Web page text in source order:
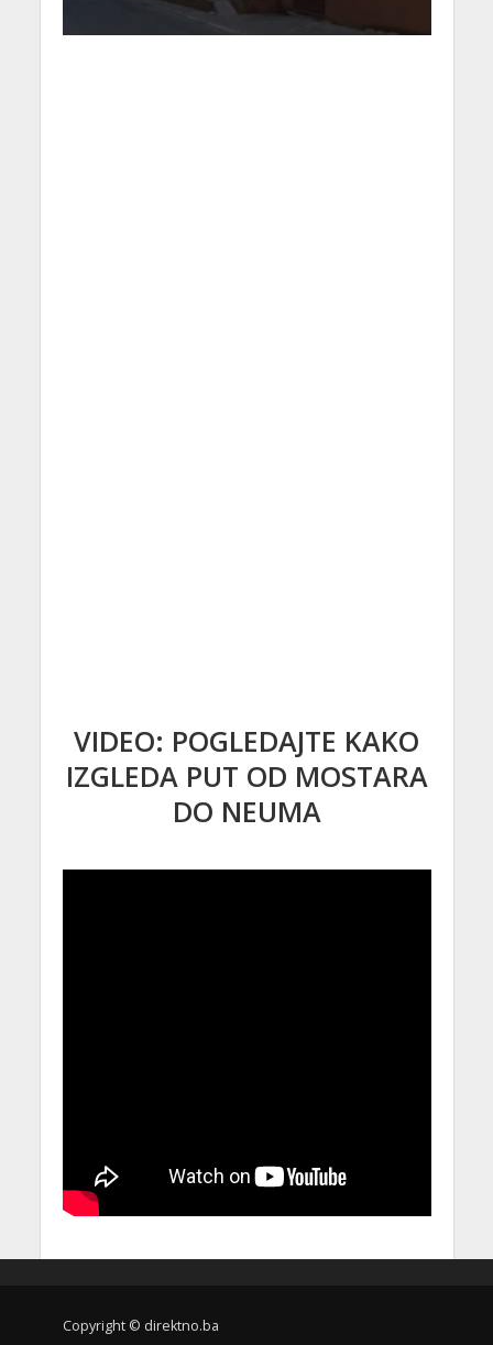
VIDEO: POGLEDAJTE KAKO
IZGLEDA PUT OD MOSTARA
DO NEUMA
Copyright © direktno.ba